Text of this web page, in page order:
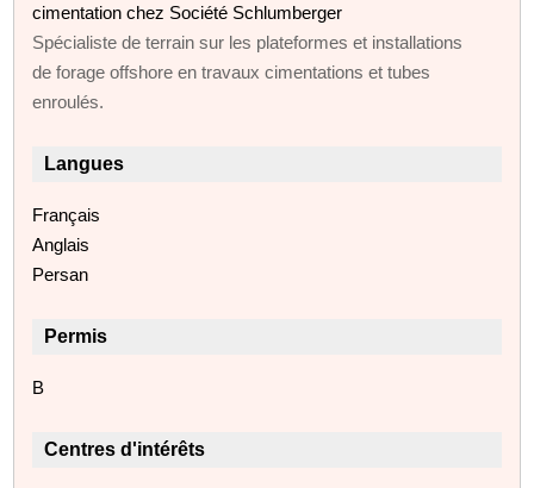
cimentation chez Société Schlumberger
Spécialiste de terrain sur les plateformes et installations
de forage offshore en travaux cimentations et tubes
enroulés.
Langues
Français
Anglais
Persan
Permis
B
Centres d'intérêts